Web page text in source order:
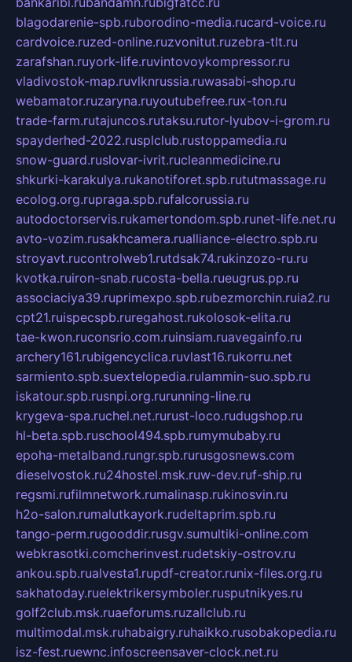
blagodarenie-spb.ruborodino-media.rucard-voice.ru
cardvoice.ruzed-online.ruzvonitut.ruzebra-tlt.ru
zarafshan.ruyork-life.ruvintovoykompressor.ru
vladivostok-map.ruvlknrussia.ruwasabi-shop.ru
webamator.ruzaryna.ruyoutubefree.rux-ton.ru
trade-farm.rutajuncos.rutaksu.rutor-lyubov-i-grom.ru
spayderhed-2022.rusplclub.rustoppamedia.ru
snow-guard.ruslovar-ivrit.rucleanmedicine.ru
shkurki-karakulya.rukanotiforet.spb.rututmassage.ru
ecolog.org.rupraga.spb.rufalcorussia.ru
autodoctorservis.rukamertondom.spb.runet-life.net.ru
avto-vozim.rusakhcamera.rualliance-electro.spb.ru
stroyavt.rucontrolweb1.rutdsak74.rukinzozo-ru.ru
kvotka.ruiron-snab.rucosta-bella.rueugrus.pp.ru
associaciya39.ruprimexpo.spb.rubezmorchin.ruia2.ru
cpt21.ruispecspb.ruregahost.rukolosok-elita.ru
tae-kwon.ruconsrio.com.ruinsiam.ruavegainfo.ru
archery161.rubigencyclica.ruvlast16.rukorru.net
sarmiento.spb.suextelopedia.rulammin-suo.spb.ru
iskatour.spb.rusnpi.org.rurunning-line.ru
krygeva-spa.ruchel.net.rurust-loco.rudugshop.ru
hl-beta.spb.ruschool494.spb.rumymubaby.ru
epoha-metalband.rungr.spb.rurusgosnews.com
dieselvostok.ru24hostel.msk.ruw-dev.ruf-ship.ru
regsmi.rufilmnetwork.rumalinasp.rukinosvin.ru
h2o-salon.rumalutkayork.rudeltaprim.spb.ru
tango-perm.rugooddir.rusgv.sumultiki-online.com
webkrasotki.comcherinvest.rudetskiy-ostrov.ru
ankou.spb.rualvesta1.rupdf-creator.runix-files.org.ru
sakhatoday.ruelektrikersymboler.rusputnikyes.ru
golf2club.msk.ruaeforums.ruzallclub.ru
multimodal.msk.ruhabaigry.ruhaikko.rusobakopedia.ru
isz-fest.ruewnc.infoscreensaver-clock.net.ru